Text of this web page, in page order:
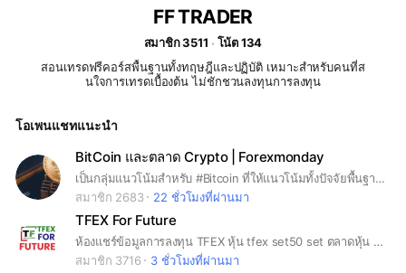
FF TRADER
สมาชิก 3511
โน้ต 134
สอนเทรดฟรีคอร์สพื้นฐานทั้งทฤษฎีและปฏิบัติ เหมาะสำหรับคนที่ส
นใจการเทรดเบื้องต้น ไม่ชักชวนลงทุนการลงทุน
โอเพนแชทแนะนำ
BitCoin และตลาด Crypto | Forexmonday
เป็นกลุ่มแนวโน้มสำหรับ #Bitcoin ที่ให้แนวโน้มทั้งปัจจัยพื้นฐานและทางเทคนิคในระยะสั้นและระยะกลางรวมทั้งระยะยาว #Forex #Forexmonday #BTC
สมาชิก 2683
22 ชั่วโมงที่ผ่านมา
TFEX For Future
ห้องแชร์ข้อมูลการลงทุน TFEX หุ้น tfex set50 set ตลาดหุ้น อนุพันธ์ blocktrade sbl shortsell ทีเฟก บล็อค stock
สมาชิก 3716
3 ชั่วโมงที่ผ่านมา